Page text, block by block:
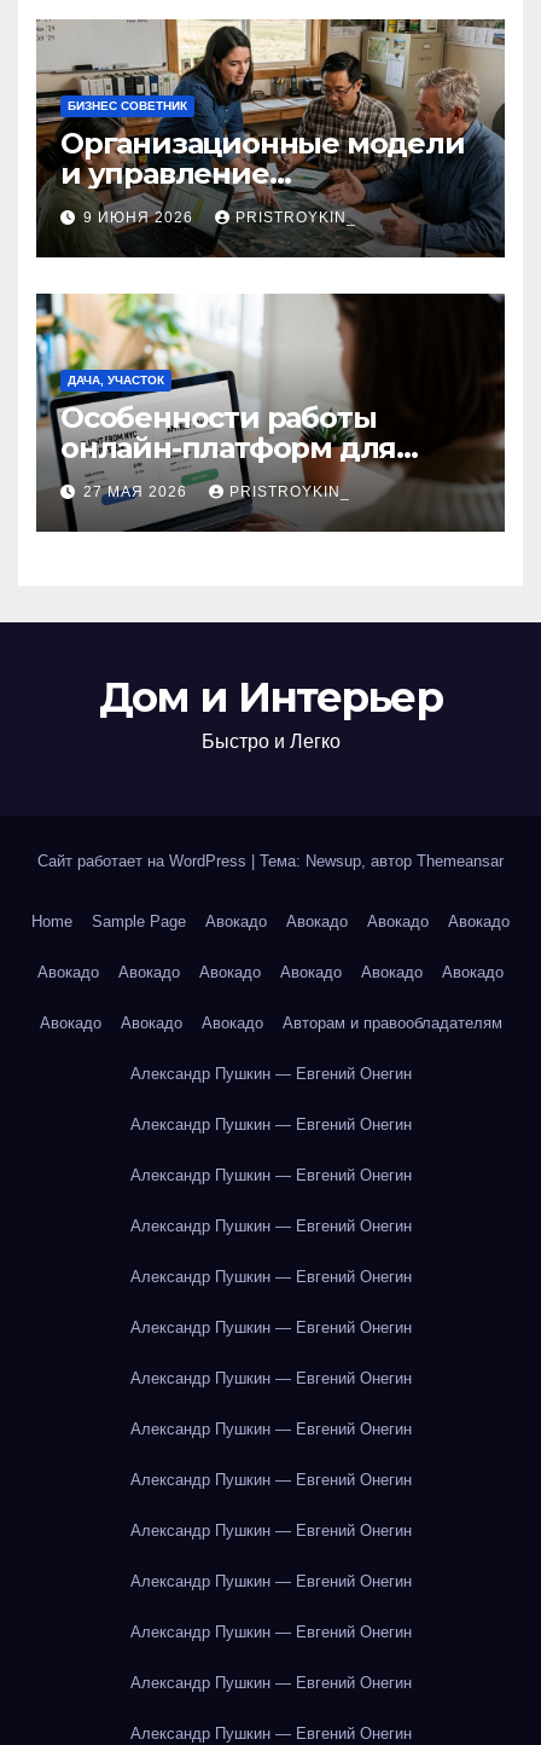
БИЗНЕС СОВЕТНИК
Организационные модели
и управление
сельскохозяйственными
компаниями и
предприятиями
9 ИЮНЯ 2026 PRISTROYKIN_
ДАЧА, УЧАСТОК
Особенности работы
онлайн-платформ для
поиска авиабилетов и
железнодорожных
билетов
27 МАЯ 2026 PRISTROYKIN_
Дом и Интерьер
Быстро и Легко
Сайт работает на WordPress Тема: Newsup, автор Themeansar
Home Sample Page Авокадо Авокадо Авокадо Авокадо
Авокадо Авокадо Авокадо Авокадо Авокадо Авокадо
Авокадо Авокадо Авокадо Авторам и правообладателям
Александр Пушкин — Евгений Онегин
Александр Пушкин — Евгений Онегин
Александр Пушкин — Евгений Онегин
Александр Пушкин — Евгений Онегин
Александр Пушкин — Евгений Онегин
Александр Пушкин — Евгений Онегин
Александр Пушкин — Евгений Онегин
Александр Пушкин — Евгений Онегин
Александр Пушкин — Евгений Онегин
Александр Пушкин — Евгений Онегин
Александр Пушкин — Евгений Онегин
Александр Пушкин — Евгений Онегин
Александр Пушкин — Евгений Онегин
Александр Пушкин — Евгений Онегин